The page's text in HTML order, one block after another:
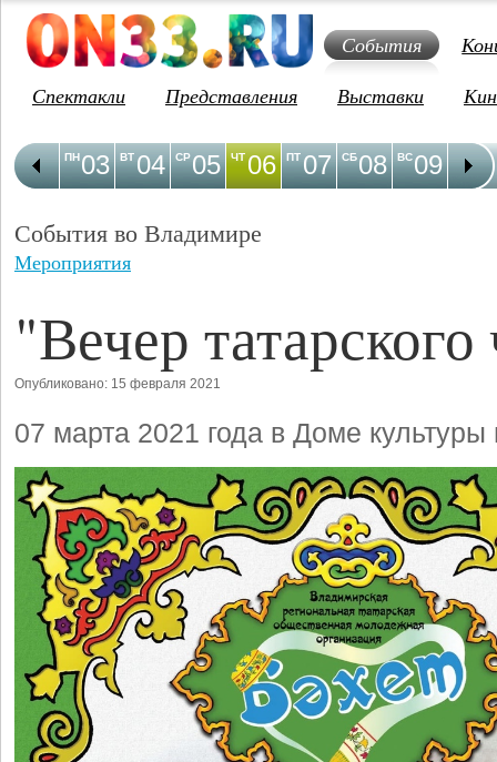
События
Спектакли
Представления Выставки
03
ПН 04
ВТ 05
СР 06
ЧТ 07
ПТ 08
СБ 09
ВС 10
ПН
События во Владимире
Мероприятия
"Вечер татарского
Опубликовано: 15 февраля 2021
07 марта 2021 года в Доме